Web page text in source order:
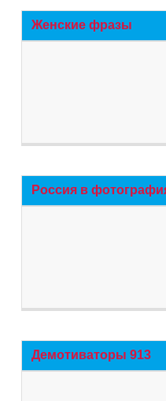
Женские фразы
Россия в
Демотиваторы 913